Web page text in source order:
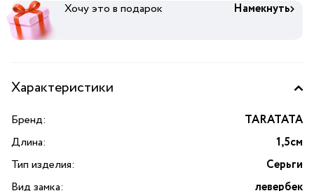
Хочу это в подарок Намекнуть
Характеристики
Бренд:
TARATATA
Длина:
1,5см
Тип изделия:
Серьги
Вид замка:
левербек